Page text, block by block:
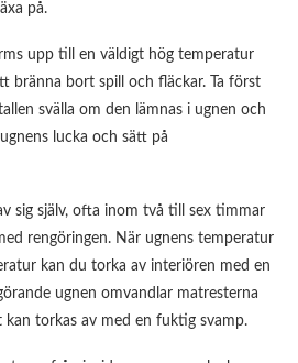
på.
upp till en väldigt hög temperatur
bränna bort spill och fläckar. Ta först
svälla om den lämnas i ugnen och
lucka och sätt på
sig själv, ofta inom två till sex timmar
rengöringen. När ugnens temperatur
kan du torka av interiören med en
ugnen omvandlar matresterna
kan torkas av med en fuktig svamp.